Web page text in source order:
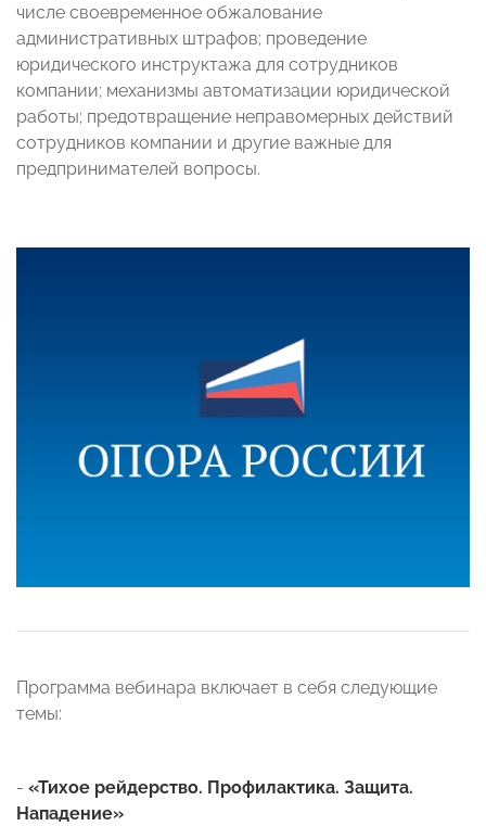
числе своевременное обжалование
административных штрафов; проведение
юридического инструктажа для сотрудников
компании; механизмы автоматизации юридической
работы; предотвращение неправомерных действий
сотрудников компании и другие важные для
предпринимателей вопросы.
Программа вебинара включает в себя следующие
темы:
- «Тихое рейдерство. Профилактика. Защита.
Нападение»